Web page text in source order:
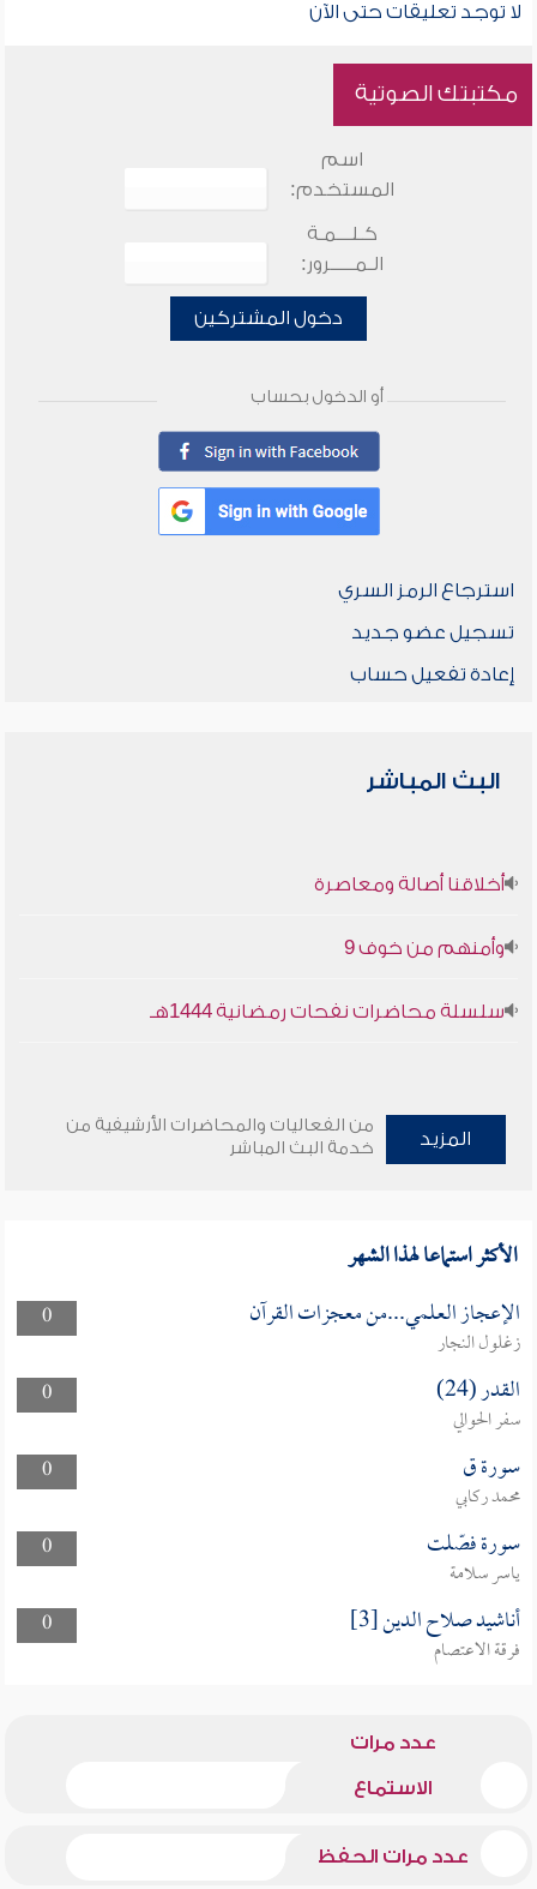
لا توجد تعليقات حتى الآن
مكتبتك الصوتية
اسم
المستخدم:
كـلـــمـة
الـمـــــرور:
دخول المشتركين
أو الدخول بحساب
استرجاع الرمز السري
تسجيل عضو جديد
إعادة تفعيل حساب
البث المباشر
أخلاقنا أصالة ومعاصرة
وأمنهم من خوف 9
سلسلة محاضرات نفحات رمضانية 1444هـ
المزيد
من الفعاليات والمحاضرات الأرشيفية من
خدمة البث المباشر
الأكثر استماعا لهذا الشهر
0 الإعجاز العلمي...من معجزات القرآن
زغلول النجار
0
القدر (24)
سفر الحوالي
0
سورة ق
محمد ركابي
0
سورة فصّلت
ياسر سلامة
0
أناشيد صلاح الدين [3]
فرقة الاعتصام
عدد مرات
الاستماع
عدد مرات الحفظ